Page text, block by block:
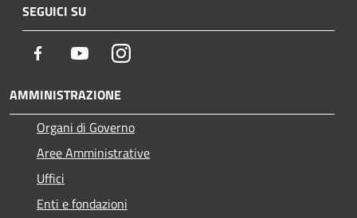
SEGUICI SU
Facebook YoutubeInstagram
AMMINISTRAZIONE
Organi di Governo
Aree Amministrative
Uffici
Enti e fondazioni